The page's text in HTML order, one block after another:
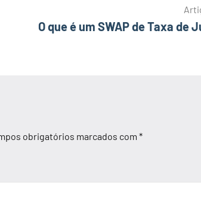
O que é um SWAP de Taxa de
obrigatórios marcados com *